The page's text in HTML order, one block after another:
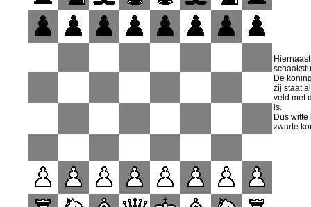
De
zij staat
veld met
is.
Dus
zwarte